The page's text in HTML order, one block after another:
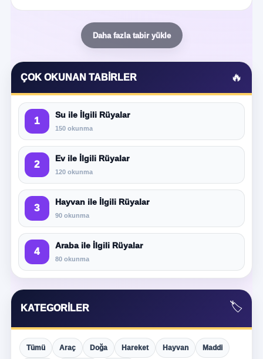
Daha fazla tabir yükle
ÇOK OKUNAN TABIRLER 🔥
1
Su ile İlgili Rüyalar
150 okunma
2
Ev ile İlgili Rüyalar
120 okunma
3
Hayvan ile İlgili Rüyalar
90 okunma
4
Araba ile İlgili Rüyalar
80 okunma
KATEGORILER 🏷️
Tümü Araç Doğa Hareket Hayvan Maddi